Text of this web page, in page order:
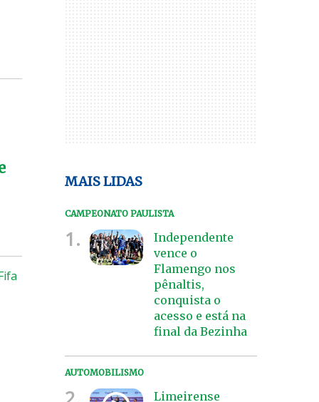
MAIS LIDAS
CAMPEONATO PAULISTA
1.
Independente
vence o
Flamengo nos
pênaltis,
conquista o
acesso e está na
final da Bezinha
AUTOMOBILISMO
Limeirense